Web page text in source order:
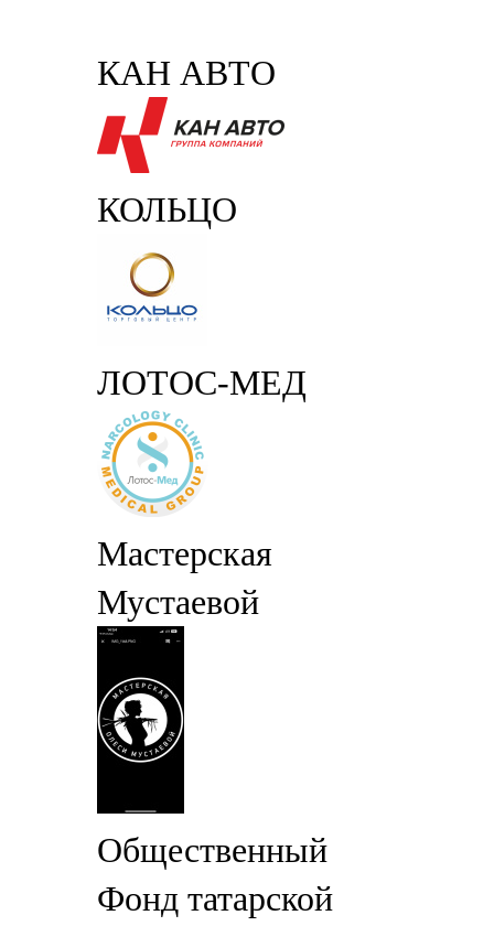
КАН АВТО
КОЛЬЦО
ЛОТОС-МЕД
Мастерская
Мустаевой
Общественный
Фонд татарской